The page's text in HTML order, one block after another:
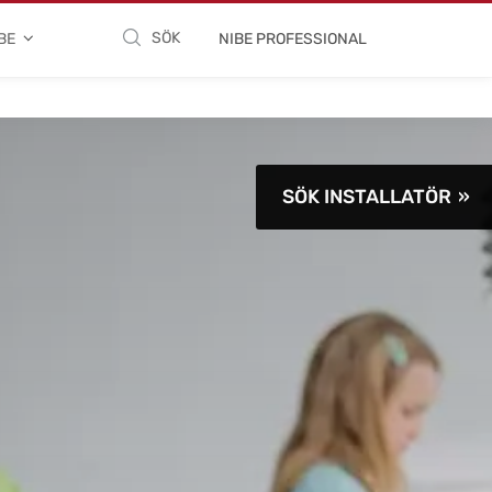
SÖK NIBE PROFESSIONAL
SÖK INSTALLATÖR